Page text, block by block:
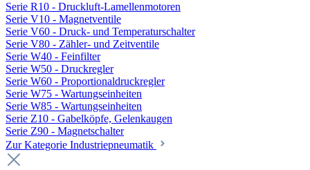
Serie R10 - Druckluft-Lamellenmotoren
Serie V10 - Magnetventile
Serie V60 - Druck- und Temperaturschalter
Serie V80 - Zähler- und Zeitventile
Serie W40 - Feinfilter
Serie W50 - Druckregler
Serie W60 - Proportionaldruckregler
Serie W75 - Wartungseinheiten
Serie W85 - Wartungseinheiten
Serie Z10 - Gabelköpfe, Gelenkaugen
Serie Z90 - Magnetschalter
Zur Kategorie Industriepneumatik